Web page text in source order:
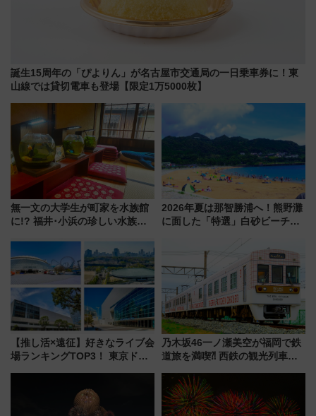
誕生15周年の「ぴよりん」が名古屋市交通局の一日乗車券に！東
山線では貸切電車も登場【限定1万5000枚】
無一文の大学生が町家を水族館
に!? 福井･小浜の珍しい水族
作体験、鯖街道の御食国など 小
浜観光レポ 第2弾
2026年夏は那智勝浦へ！熊野灘
に面した「特選」白砂ビーチは
【推し活×遠征】好きなライブ会
場ランキングTOP3！ 東京ドー
場に何を求める？
乃木坂46一ノ瀬美空が福岡で鉄
道旅を満喫⁈ 西鉄の観光列車
CHIKUGO」で巡る福岡･太宰
府･柳川の旅！YouTubeが公開
に